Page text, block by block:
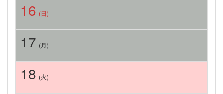
16 (日)
17 (月)
18 (火)